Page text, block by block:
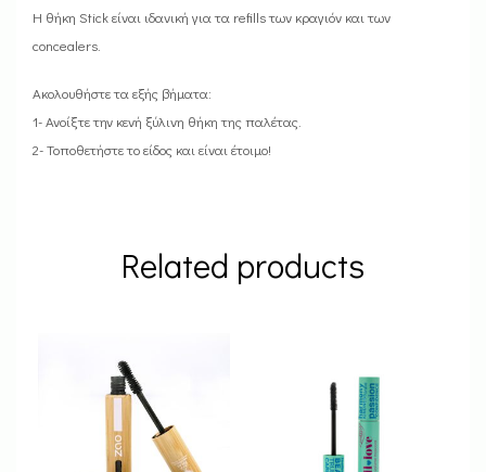
Η θήκη Stick είναι ιδανική για τα refills των κραγιόν και των
concealers.
Ακολουθήστε τα εξής βήματα:
1- Ανοίξτε την κενή ξύλινη θήκη της παλέτας.
2- Τοποθετήστε το είδος και είναι έτοιμο!
Related products